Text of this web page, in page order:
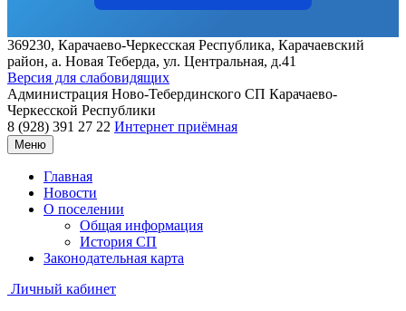
369230, Карачаево-Черкесская Республика, Карачаевский
район, а. Новая Теберда, ул. Центральная, д.41
Версия для слабовидящих
Администрация Ново-Тебердинского СП Карачаево-
Черкесской Республики
8 (928) 391 27 22 Интернет приёмная
Меню
Главная
Новости
О поселении
Общая информация
История СП
Законодательная карта
Личный кабинет